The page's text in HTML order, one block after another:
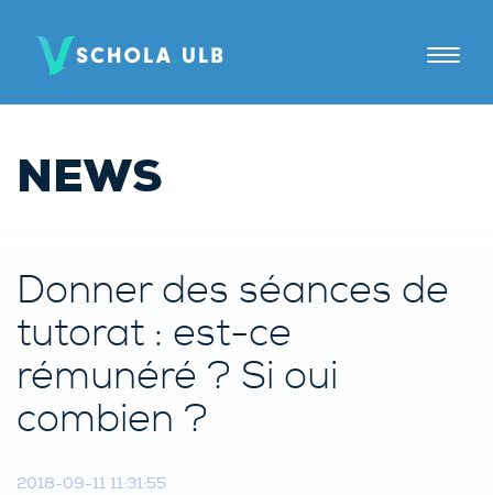
Elèves
Parents
Tuteurs
Établissements
NEWS
Donner des séances de
tutorat : est-ce
rémunéré ? Si oui
combien ?
2018-09-11 11:31:55